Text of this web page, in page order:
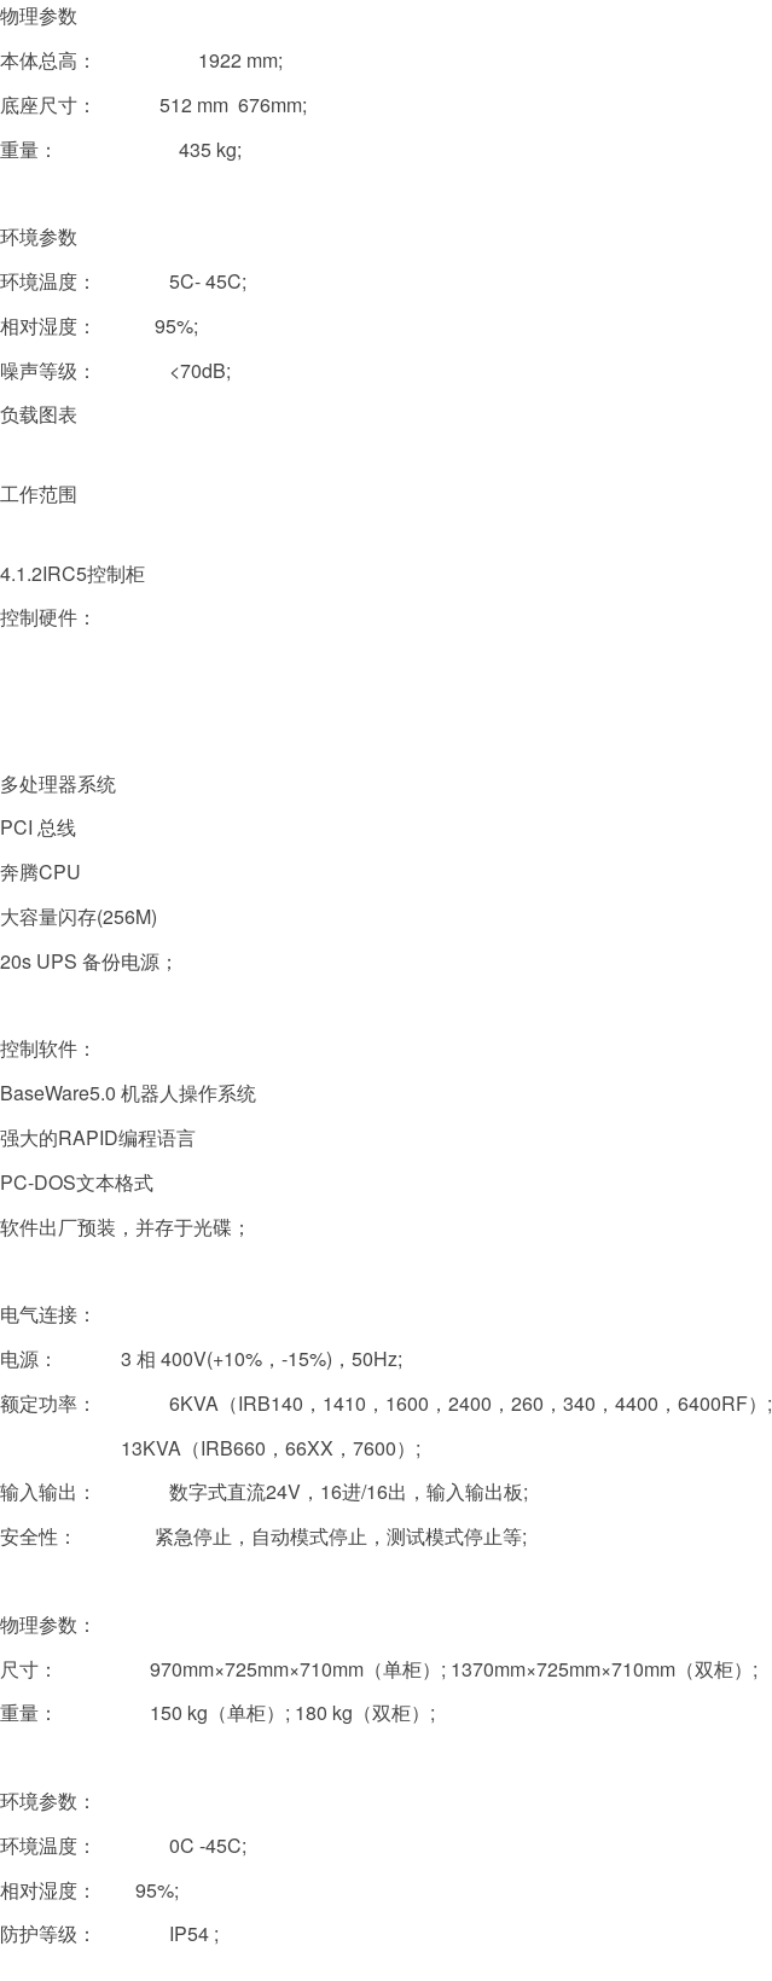
物理参数
本体总高： 1922 mm;
底座尺寸：
512 mm 676mm;
重量： 435 kg;
环境参数
环境温度：
5C- 45C;
相对湿度：
95%;
噪声等级：
<70dB;
负载图表
工作范围
4.1.2IRC5控制柜
控制硬件：
多处理器系统
PCI 总线
奔腾CPU
大容量闪存(256M)
20s UPS 备份电源；
控制软件：
BaseWare5.0 机器人操作系统
强大的RAPID编程语言
PC-DOS文本格式
软件出厂预装，并存于光碟；
电气连接：
电源：
3 相 400V(+10%，-15%)，50Hz;
额定功率： 6KVA（IRB140，1410，1600，2400，260，340，4400，6400RF）;
13KVA（IRB660，66XX，7600）;
输入输出： 数字式直流24V，16进/16出，输入输出板;
安全性： 紧急停止，自动模式停止，测试模式停止等;
物理参数：
尺寸： 970mm×725mm×710mm（单柜）; 1370mm×725mm×710mm（双柜）;
重量： 150 kg（单柜）; 180 kg（双柜）;
环境参数：
环境温度： 0C -45C;
相对湿度：
95%;
防护等级： IP54 ;